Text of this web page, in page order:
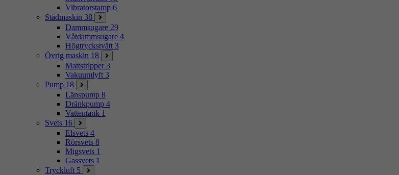
Vibratorstamp 6
Städmaskin 38
Dammsugare 29
Våtdammsugare 4
Högtryckstvätt 3
Övrig maskin 18
Mattstripper 3
Vakuumlyft 3
Pump 18
Länspump 8
Dränkpump 4
Vattentank 1
Svets 16
Elsvets 4
Rörsvets 8
Migsvets 1
Gassvets 1
Tryckluft 5